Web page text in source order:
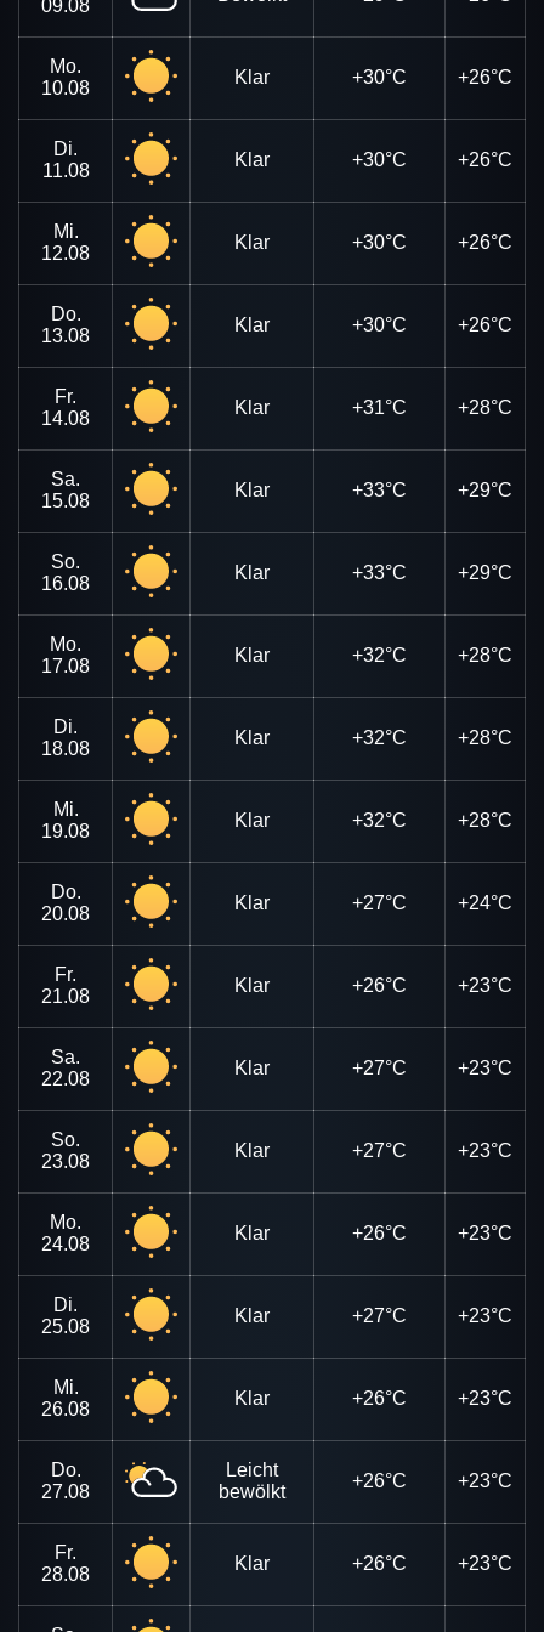
09.08
Mo.
10.08
Klar +30°C +26°C
Di.
11.08
Klar +30°C +26°C
Mi.
12.08
Klar +30°C +26°C
Do.
13.08
Klar +30°C +26°C
Fr.
14.08
Klar +31°C +28°C
Sa.
15.08
Klar +33°C +29°C
So.
16.08
Klar +33°C +29°C
Mo.
17.08
Klar +32°C +28°C
Di.
18.08
Klar +32°C +28°C
Mi.
19.08
Klar +32°C +28°C
Do.
20.08
Klar +27°C +24°C
Fr.
21.08
Klar +26°C +23°C
Sa.
22.08
Klar +27°C +23°C
So.
23.08
Klar +27°C +23°C
Mo.
24.08
Klar +26°C +23°C
Di.
25.08
Klar +27°C +23°C
Mi.
26.08
Klar +26°C +23°C
Do.
27.08
Leicht
bewölkt
+26°C +23°C
Fr.
28.08
Klar +26°C +23°C